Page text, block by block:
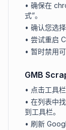
• 确保在
式”。
• 确认您选
• 尝试重启
• 暂时禁用
GMB
• 点击工具
• 在列表中
到工具栏。
• 刷新